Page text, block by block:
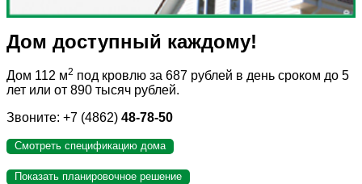
Дом доступный каждому!
Дом 112 м2 под кровлю за 687 рублей в день сроком до 5
лет или от 890 тысяч рублей.
Звоните: +7 (4862) 48-78-50
Смотреть спецификацию дома
Показать планировочное решение